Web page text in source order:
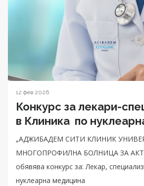
12 фев 2026
Конкурс за лекари-
в Клиника по
„АДЖИБАДЕМ СИТИ КЛИНИК
МНОГОПРОФИЛНА БОЛНИЦА ЗА
обявява конкурс за: Лекар,
нуклеарна медицина